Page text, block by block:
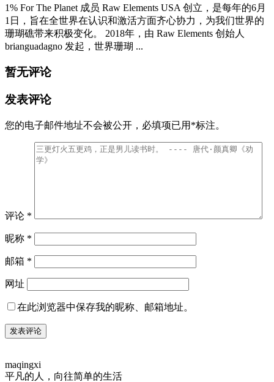
1% For The Planet 成员 Raw Elements USA 创立，是每年的6月
1日，旨在全世界在认识和激活方面齐心协力，为我们世界的
珊瑚礁带来积极变化。 2018年，由 Raw Elements 创始人
brianguadagno 发起，世界珊瑚 ...
暂无评论
发表评论
您的电子邮件地址不会被公开， 必填项已用 *标注。
评论 *
昵称 *
邮箱 *
网址
在此浏览器中保存我的昵称、邮箱地址。
maqingxi
平凡的人，向往简单的生活